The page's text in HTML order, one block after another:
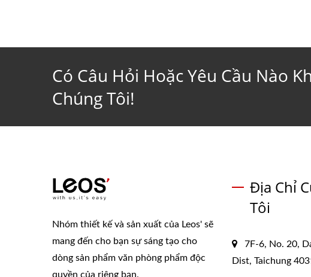
Có Câu Hỏi Hoặc Yêu Cầu Nào
Chúng Tôi!
Nhóm thiết kế và sản xuất của Leos' sẽ
mang đến cho bạn sự sáng tạo cho
dòng sản phẩm văn phòng phẩm độc
quyền của riêng bạn.
Địa Chỉ
Tôi
7F-6, No. 20,
Dist, Taichung